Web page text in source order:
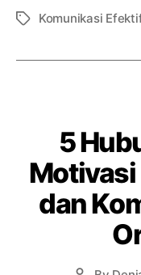
TagsKomunikasi
5
dan